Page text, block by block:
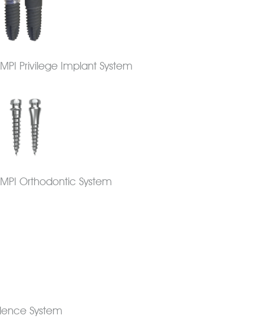
MPI Privilege Implant System
MPI Orthodontic System
System